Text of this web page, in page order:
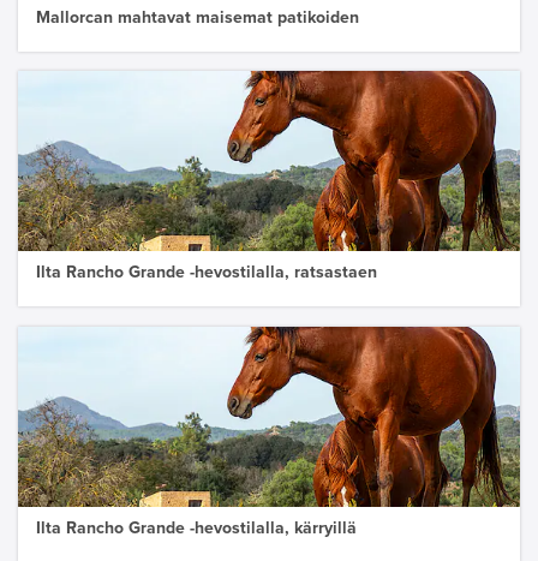
Mallorcan mahtavat maisemat patikoiden
Ilta Rancho Grande -hevostilalla, ratsastaen
Ilta Rancho Grande -hevostilalla, kärryillä